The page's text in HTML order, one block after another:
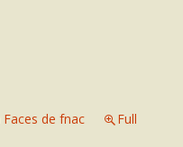
Faces de fnac
Full